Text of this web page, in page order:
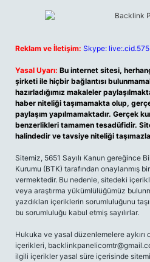
Reklam ve İletişim: Skype:
Yasal Uyarı: Bu internet sitesi,
şirketi ile hiçbir bağlantısı
hazırladığımız makaleler
haber niteliği taşımamakta olup,
paylaşım yapılmamaktadır. Gerçek
benzerlikleri tamamen tesadüfidir.
halindedir ve tavsiye niteliği
Sitemiz, 5651 Sayılı Kanun gereğince
Kurumu (BTK) tarafından onaylanmış
vermektedir. Bu nedenle, sitedeki
veya araştırma yükümlülüğümüz
yazdıkları içeriklerin sorumluluğunu
bu sorumluluğu kabul etmiş sayılırlar.
Hukuka ve yasal düzenlemelere aykırı
içerikleri,
ilgili içerikler yasal süre içerisinde